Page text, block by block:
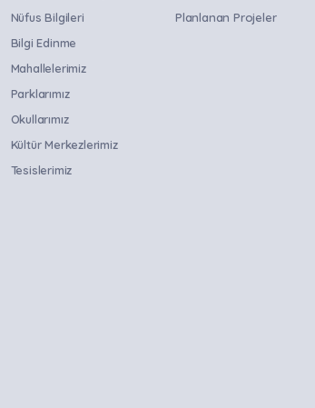
Nüfus Bilgileri
Bilgi Edinme
Mahallelerimiz
Parklarımız
Okullarımız
Kültür Merkezlerimiz
Tesislerimiz
Planlanan Projeler